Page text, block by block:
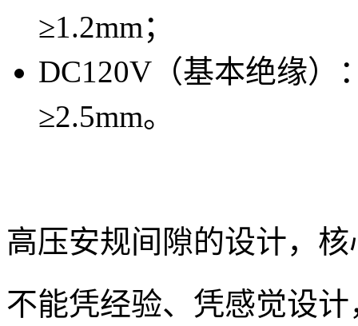
≥1.2mm；
DC120V（基本绝缘）
≥2.5mm。
高压安规间隙的设计，
不能凭经验、凭感觉设